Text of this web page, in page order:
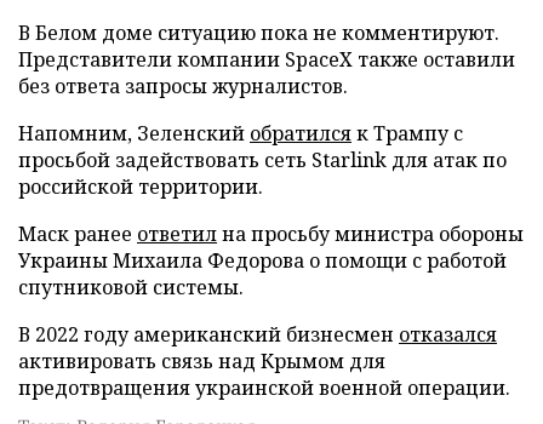
В Белом доме ситуацию пока не комментируют.
Представители компании SpaceX также оставили
без ответа запросы журналистов.
Напомним, Зеленский обратилсяк Трампу с
просьбой задействовать сеть Starlink для атак по
российской территории.
Маск ранее ответилна просьбу министра обороны
Украины Михаила Федорова о помощи с работой
спутниковой системы.
В 2022 году американский бизнесмен отказался
активировать связь над Крымом для
предотвращения украинской военной операции.